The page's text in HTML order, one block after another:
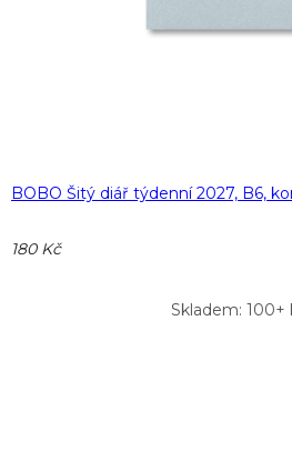
BOBO Šitý diář týdenní 2027, B6,
180 Kč
Skladem: 100+